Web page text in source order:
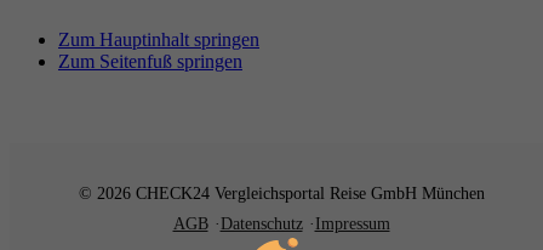
Zum Hauptinhalt springen
Zum Seitenfuß springen
© 2026 CHECK24 Vergleichsportal Reise GmbH München
AGB
Datenschutz Impressum